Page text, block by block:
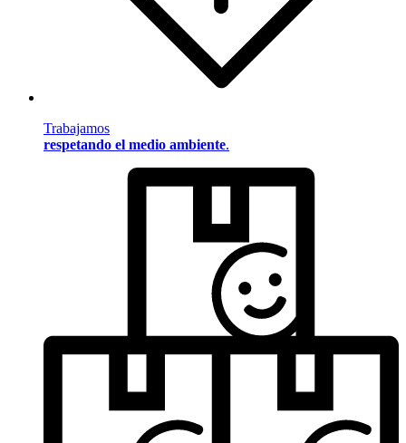
Trabajamos
respetando el medio ambiente.